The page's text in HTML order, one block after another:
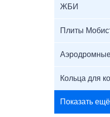
ЖБИ
Плиты
Кольца для
Показать ещё